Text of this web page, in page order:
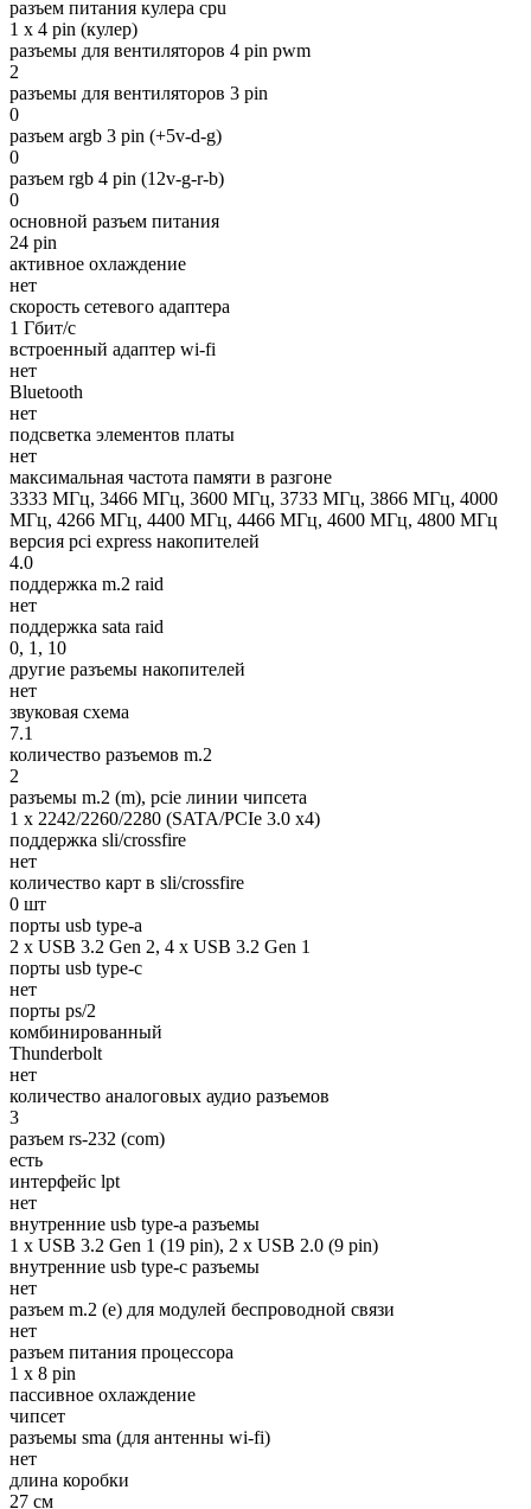
разъем питания кулера cpu
1 x 4 pin (кулер)
разъемы для вентиляторов 4 pin pwm
2
разъемы для вентиляторов 3 pin
0
разъем argb 3 pin (+5v-d-g)
0
разъем rgb 4 pin (12v-g-r-b)
0
основной разъем питания
24 pin
активное охлаждение
нет
скорость сетевого адаптера
1 Гбит/с
встроенный адаптер wi-fi
нет
Bluetooth
нет
подсветка элементов платы
нет
максимальная частота памяти в разгоне
3333 МГц, 3466 МГц, 3600 МГц, 3733 МГц, 3866 МГц, 4000
МГц, 4266 МГц, 4400 МГц, 4466 МГц, 4600 МГц, 4800 МГц
версия pci express накопителей
4.0
поддержка m.2 raid
нет
поддержка sata raid
0, 1, 10
другие разъемы накопителей
нет
звуковая схема
7.1
количество разъемов m.2
2
разъемы m.2 (m), pcie линии чипсета
1 x 2242/2260/2280 (SATA/PCIe 3.0 x4)
поддержка sli/crossfire
нет
количество карт в sli/crossfire
0 шт
порты usb type-a
2 x USB 3.2 Gen 2, 4 x USB 3.2 Gen 1
порты usb type-c
нет
порты ps/2
комбинированный
Thunderbolt
нет
количество аналоговых аудио разъемов
3
разъем rs-232 (com)
есть
интерфейс lpt
нет
внутренние usb type-a разъемы
1 x USB 3.2 Gen 1 (19 pin), 2 x USB 2.0 (9 pin)
внутренние usb type-c разъемы
нет
разъем m.2 (e) для модулей беспроводной связи
нет
разъем питания процессора
1 x 8 pin
пассивное охлаждение
чипсет
разъемы sma (для антенны wi-fi)
нет
длина коробки
27 см